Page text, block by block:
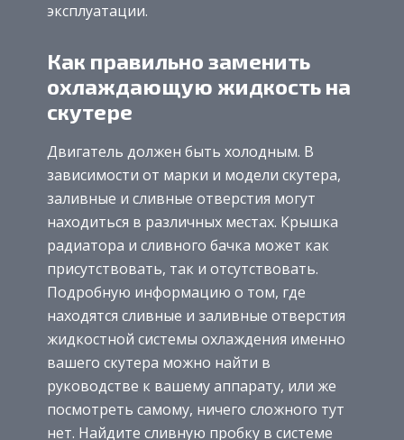
эксплуатации.
Как правильно заменить
охлаждающую жидкость на
скутере
Двигатель должен быть холодным. В
зависимости от марки и модели скутера,
заливные и сливные отверстия могут
находиться в различных местах. Крышка
радиатора и сливного бачка может как
присутствовать, так и отсутствовать.
Подробную информацию о том, где
находятся сливные и заливные отверстия
жидкостной системы охлаждения именно
вашего скутера можно найти в
руководстве к вашему аппарату, или же
посмотреть самому, ничего сложного тут
нет. Найдите сливную пробку в системе